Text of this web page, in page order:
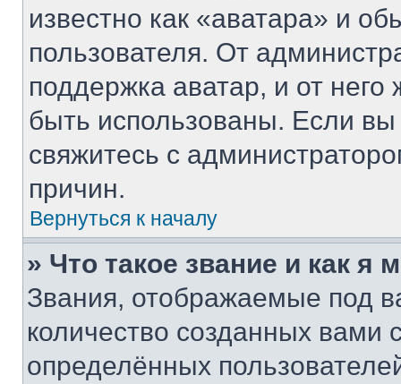
известно как «аватара» и
пользователя. От
поддержка аватар, и от него
быть использованы. Если
свяжитесь с
причин.
Вернуться к началу
» Что такое звание и как я
Звания, отображаемые под
количество созданных
определённых